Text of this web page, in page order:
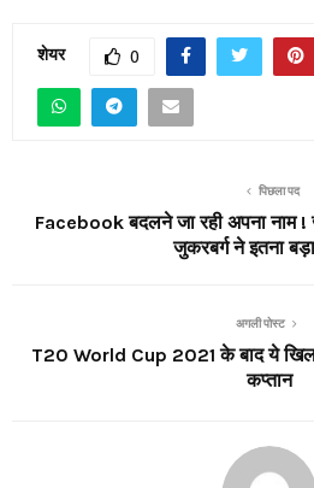
शेयर 0
पिछला पद
Facebook बदलने जा रही अपना नाम !
जुकरबर्ग ने इतना
अगली पोस्ट
T20 World Cup 2021 के बाद ये
कप्तान